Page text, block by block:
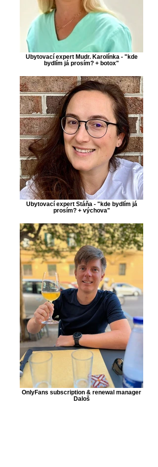
Ubytovací expert Mudr. Karolínka - "kde
bydlím já prosím? + botox"
Ubytovací expert Stáňa - "kde bydlím já
prosím? + výchova"
OnlyFans subscription & renewal manager
Daloš